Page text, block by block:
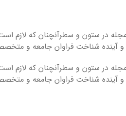
در ستون و سطرآنچنان که لازم
و آینده شناخت فراوان جامعه و
در ستون و سطرآنچنان که لازم
و آینده شناخت فراوان جامعه و